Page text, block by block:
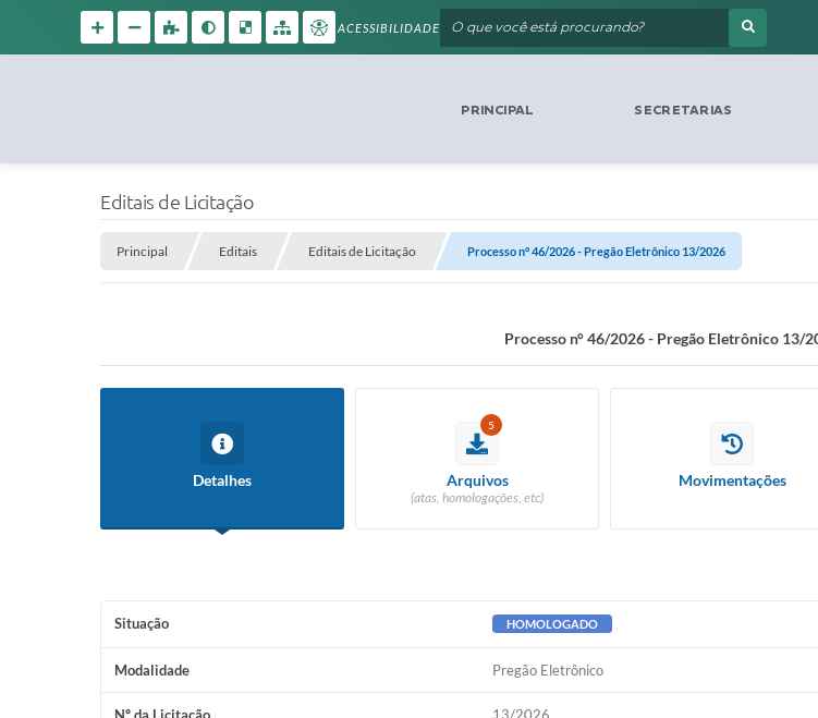
ACESSIBILIDADE
PRINCIPAL SECRETARIAS
Editais de Licitação
Principal Editais Editais de Licitação Processo n° 46/2026 - Pregão Eletrônico 13/2026
Processo n° 46/2026 - Pregão Eletrônico 13/
Detalhes
5
Arquivos
(atas, homologações, etc)
Movimentações
Situação HOMOLOGADO
Modalidade Pregão Eletrônico